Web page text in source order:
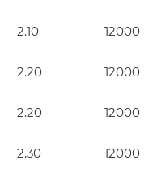
2.10 12000
2.20 12000
2.20 12000
2.30 12000